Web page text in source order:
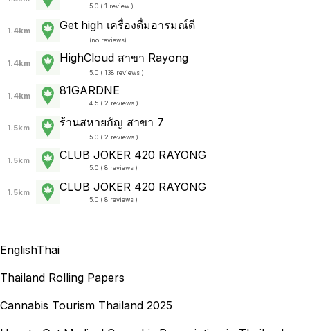
5.0 ( 1 review )
1.4km Get high เครื่องดื่มอารมณ์ดี
(no reviews)
1.4km HighCloud สาขา Rayong
5.0 ( 138 reviews )
1.4km 81GARDNE
4.5 ( 2 reviews )
1.5km ร้านสหายกัญ สาขา 7
5.0 ( 2 reviews )
1.5km CLUB JOKER 420 RAYONG
5.0 ( 8 reviews )
1.5km CLUB JOKER 420 RAYONG
5.0 ( 8 reviews )
EnglishThai
Thailand Rolling Papers
Cannabis Tourism Thailand 2025